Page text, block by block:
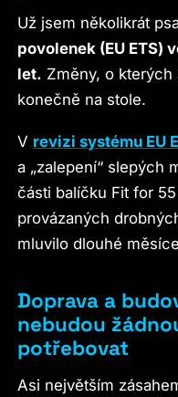
Už jsem několikrát
povolenek (EU ETS)
let. Změny, o
konečně na stole.
V revizi systému EU
a „zalepení“ slepých
části balíčku Fit for
provázaných
mluvilo dlouhé
Doprava a
nebudou
potřebovat
Asi největším